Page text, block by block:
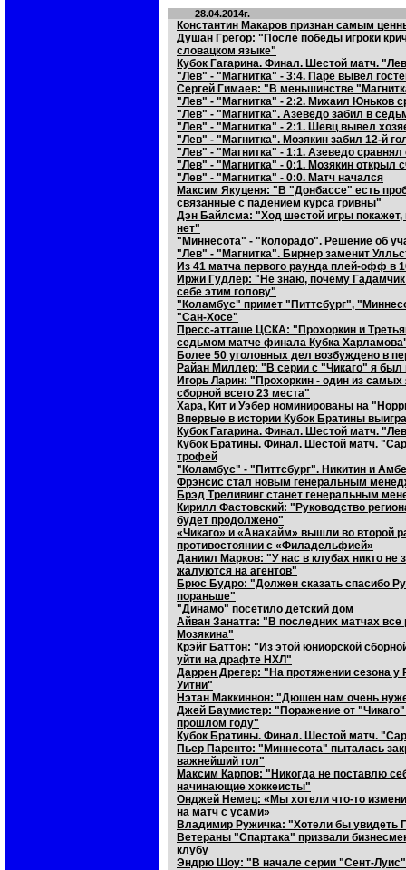
28.04.2014г.
Константин Макаров признан самым
Душан Грегор: "После победы игроки
словацком языке"
Кубок Гагарина. Финал. Шестой матч.
"Лев" - "Магнитка" - 3:4. Паре вывел
Сергей Гимаев: "В меньшинстве
"Лев" - "Магнитка" - 2:2. Михаил Юньков
"Лев" - "Магнитка". Азеведо забил в
"Лев" - "Магнитка" - 2:1. Шевц вывел
"Лев" - "Магнитка". Мозякин забил 12-й
"Лев" - "Магнитка" - 1:1. Азеведо сравнял
"Лев" - "Магнитка" - 0:1. Мозякин открыл
"Лев" - "Магнитка" - 0:0. Матч начался
Максим Якуценя: "В "Донбассе" есть
связанные с падением курса гривны"
Дэн Байлсма: "Ход шестой игры
нет"
"Миннесота" - "Колорадо". Решение об
"Лев" - "Магнитка". Бирнер заменит
Из 41 матча первого раунда плей-офф в
Иржи Гудлер: "Не знаю, почему
себе этим голову"
"Коламбус" примет "Питтсбург",
"Сан-Хосе"
Пресс-атташе ЦСКА: "Прохоркин и
седьмом матче финала Кубка
Более 50 уголовных дел возбуждено в
Райан Миллер: "В серии с "Чикаго" я был
Игорь Ларин: "Прохоркин - один из
сборной всего 23 места"
Хара, Кит и Уэбер номинированы на
Впервые в истории Кубок Братины
Кубок Гагарина. Финал. Шестой матч.
Кубок Братины. Финал. Шестой матч.
трофей
"Коламбус" - "Питтсбург". Никитин и
Фрэнсис стал новым генеральным
Брэд Треливинг станет генеральным
Кирилл Фастовский: "Руководство
будет продолжено"
«Чикаго» и «Анахайм» вышли во второй
противостоянии с «Филадельфией»
Даниил Марков: "У нас в клубах никто не
жалуются на агентов"
Брюс Будро: "Должен сказать спасибо
пораньше"
"Динамо" посетило детский дом
Айван Занатта: "В последних матчах
Мозякина"
Крэйг Баттон: "Из этой юниорской
уйти на драфте НХЛ"
Даррен Дрегер: "На протяжении сезона
Уитни"
Нэтан Маккиннон: "Дюшен нам очень
Джей Баумистер: "Поражение от
прошлом году"
Кубок Братины. Финал. Шестой матч.
Пьер Паренто: "Миннесота" пыталась
важнейший гол"
Максим Карпов: "Никогда не поставлю
начинающие хоккеисты"
Онджей Немец: «Мы хотели что-то
на матч с усами»
Владимир Ружичка: "Хотели бы увидеть
Ветераны "Спартака" призвали
клубу
Эндрю Шоу: "В начале серии "Сент-Луис"